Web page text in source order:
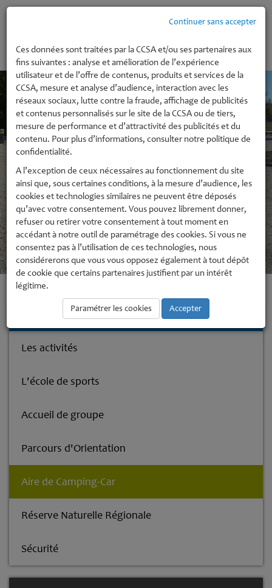
MENU
Accueil Base de Loisirs
Base de Loisirs
Les activités
L'école de sports
Accueil de groupe
Parcours d'Orientation
Aire de Camping-Car
Réserve Naturelle Régionale
Sécurité
Continuer sans accepter
Ces données sont traitées par la CCSA et/ou ses partenaires aux
fins suivantes : analyse et amélioration de l’expérience
utilisateur et de l’offre de contenus, produits et services de la
CCSA, mesure et analyse d’audience, interaction avec les
réseaux sociaux, lutte contre la fraude, affichage de publicités
et contenus personnalisés sur le site de la CCSA ou de tiers,
mesure de performance et d’attractivité des publicités et du
contenu. Pour plus d’informations, consulter notre politique de
confidentialité.
A l’exception de ceux nécessaires au fonctionnement du site
ainsi que, sous certaines conditions, à la mesure d’audience, les
cookies et technologies similaires ne peuvent être déposés
qu’avec votre consentement. Vous pouvez librement donner,
refuser ou retirer votre consentement à tout moment en
accédant à notre outil de paramétrage des cookies. Si vous ne
consentez pas à l’utilisation de ces technologies, nous
considérerons que vous vous opposez également à tout dépôt
de cookie que certains partenaires justifient par un intérêt
légitime.
Paramétrer les cookies Accepter